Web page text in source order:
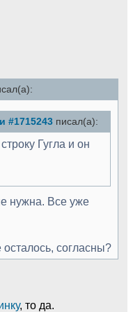
#1715243 писал(а):
Гугла и он
нужна. Все уже
согласны?
, то да.